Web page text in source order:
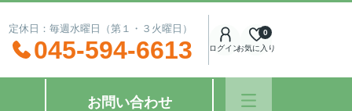
休日：毎週水曜日（第１・３火曜日）
045-594-6613 ログインお気に入り
0
お問い合わせ